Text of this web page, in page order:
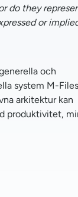
do they
or
och
system M-
arkitektur kan
produktivitet,